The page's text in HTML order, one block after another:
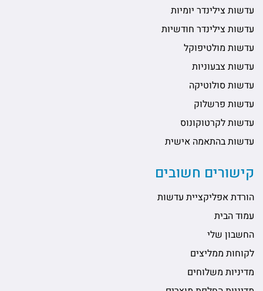
עדשות צילינדר יומיות
עדשות צילינדר חודשיות
עדשות מולטיפוקל
עדשות צבעוניות
עדשות סולוטיקה
עדשות פרשלוק
עדשות לקרטוקונוס
עדשות בהתאמה אישית
קישורים חשובים
הורדת אפליקציית עדשות
עמוד הבית
החשבון שלי
לקוחות ממליצים
מדיניות משלוחים